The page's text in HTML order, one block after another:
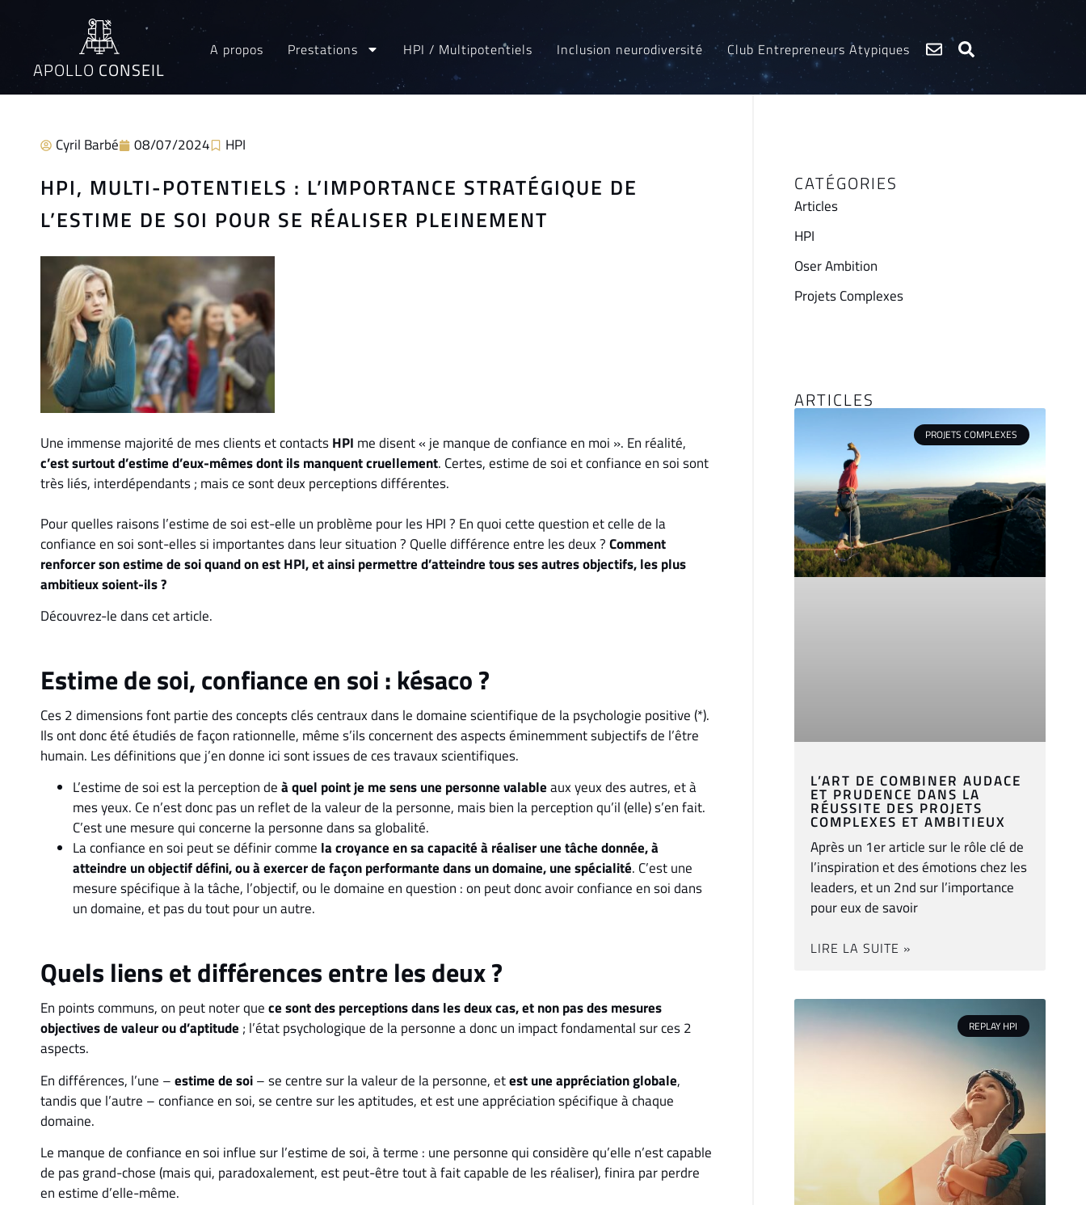
APOLLO CONSEIL
A propos Prestations HPI / Multipotentiels Inclusion neurodiversité Club Entrepreneurs Atypiques
Cyril Barbé 08/07/2024 HPI
HPI, MULTI-POTENTIELS : L’IMPORTANCE STRATÉGIQUE DE
L’ESTIME DE SOI POUR SE RÉALISER PLEINEMENT
Une immense majorité de mes clients et contactsHPI me disent « je manque de confiance en moi ». En réalité,
c’est surtout d’estime d’eux-mêmes dont ils manquent cruellement. Certes, estime de soi et confiance en soi sont
très liés, interdépendants ; mais ce sont deux perceptions différentes.
Pour quelles raisons l’estime de soi est-elle un problème pour les HPI ? En quoi cette question et celle de la
confiance en soi sont-elles si importantes dans leur situation ? Quelle différence entre les deux ?Comment
renforcer son estime de soi quand on est HPI, et ainsi permettre d’atteindre tous ses autres objectifs, les plus
ambitieux soient-ils ?
Découvrez-le dans cet article.
Estime de soi, confiance en soi : késaco ?
Ces 2 dimensions font partie des concepts clés centraux dans le domaine scientifique de la psychologie positive (*).
Ils ont donc été étudiés de façon rationnelle, même s’ils concernent des aspects éminemment subjectifs de l’être
humain. Les définitions que j’en donne ici sont issues de ces travaux scientifiques.
L’estime de soi est la perception deà quel point je me sens une personne valableaux yeux des autres, et à
mes yeux. Ce n’est donc pas un reflet de la valeur de la personne, mais bien la perception qu’il (elle) s’en fait.
C’est une mesure qui concerne la personne dans sa globalité.
La confiance en soi peut se définir comme la croyance en sa capacité à réaliser une tâche donnée, à
atteindre un objectif défini, ou à exercer de façon performante dans un domaine, une spécialité. C’est une
mesure spécifique à la tâche, l’objectif, ou le domaine en question : on peut donc avoir confiance en soi dans
un domaine, et pas du tout pour un autre.
Quels liens et différences entre les deux ?
En points communs, on peut noter quece sont des perceptions dans les deux cas, et non pas des mesures
objectives de valeur ou d’aptitude ; l’état psychologique de la personne a donc un impact fondamental sur ces 2
aspects.
En différences, l’une –estime de soi– se centre sur la valeur de la personne, etest une appréciation globale,
tandis que l’autre – confiance en soi, se centre sur les aptitudes, et est une appréciation spécifique à chaque
domaine.
Le manque de confiance en soi influe sur l’estime de soi, à terme : une personne qui considère qu’elle n’est capable
de pas grand-chose (mais qui, paradoxalement, est peut-être tout à fait capable de les réaliser), finira par perdre
en estime d’elle-même.
CATÉGORIES
Articles
HPI
Oser Ambition
Projets Complexes
ARTICLES
PROJETS COMPLEXES
L’ART DE COMBINER AUDACE
ET PRUDENCE DANS LA
RÉUSSITE DES PROJETS
COMPLEXES ET AMBITIEUX
Après un 1er article sur le rôle clé de
l’inspiration et des émotions chez les
leaders, et un 2nd sur l’importance
pour eux de savoir
LIRE LA SUITE »
REPLAY HPI